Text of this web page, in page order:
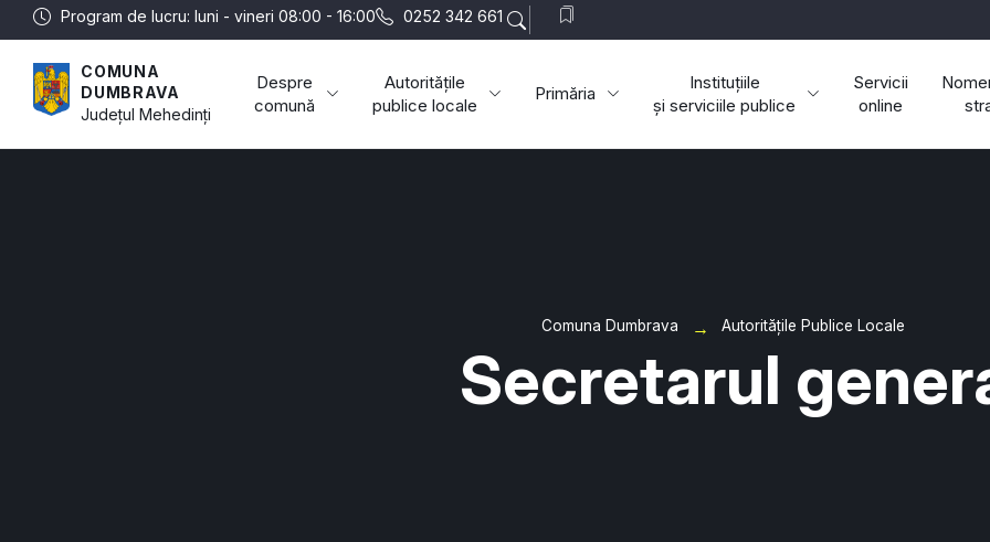
Program de lucru: luni - vineri 08:00 - 16:00 0252 342 661
COMUNA
DUMBRAVA
JudețulMehedinți
Despre
comună
Autoritățile
publice locale
Primăria
Instituțiile
și serviciile publice
Servicii
online
Comuna Dumbrava Autoritățile Publice Locale
Secretarul